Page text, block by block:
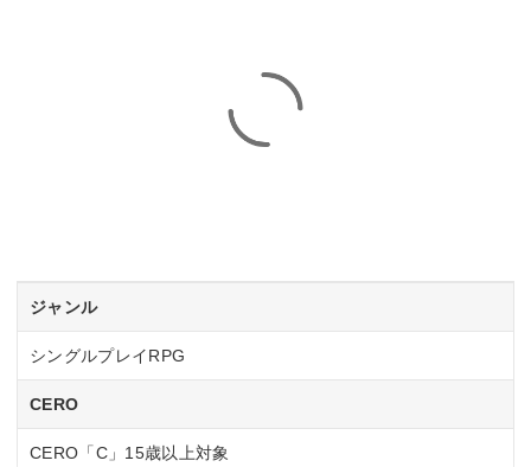
ジャンル
シングルプレイRPG
CERO
CERO「C」15歳以上対象